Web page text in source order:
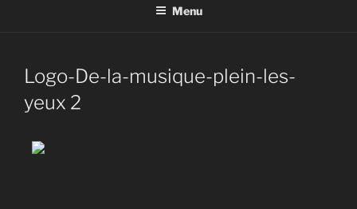
Menu
Logo-De-la-musique-plein-les-
yeux 2